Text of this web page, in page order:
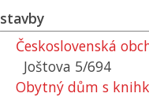
stavby
Československá
Joštova 5/694
Obytný dům s